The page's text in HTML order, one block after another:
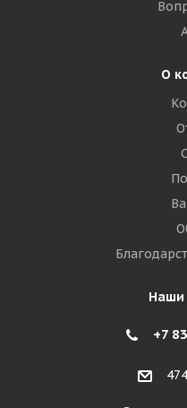
О
Наши
+7